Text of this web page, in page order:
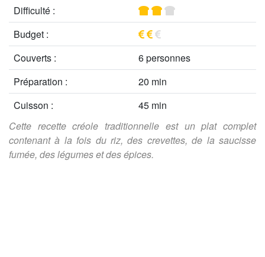
Difficulté :
Budget :
Couverts :
6 personnes
Préparation :
20 min
Cuisson :
45 min
Cette recette créole traditionnelle est un plat complet
contenant à la fois du riz, des crevettes, de la saucisse
fumée, des légumes et des épices.